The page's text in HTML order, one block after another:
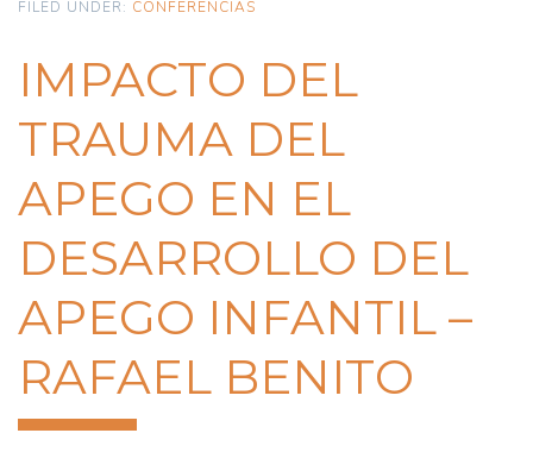
FILED UNDER: CONFERENCIAS
IMPACTO DEL
TRAUMA DEL
APEGO EN EL
DESARROLLO DEL
APEGO INFANTIL –
RAFAEL BENITO